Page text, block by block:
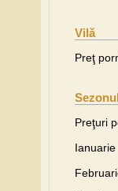
Vilă
Preţ
Preţuri
Ianuarie